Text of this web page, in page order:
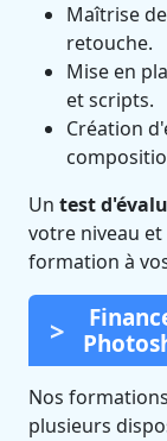
Maîtrise
retouche.
Mise en
et scripts.
Création
Un test
votre niveau
formation à
Nos
plusieurs